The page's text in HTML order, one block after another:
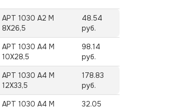
АРТ 1030 А2 M
8X26,5
48.54
руб.
АРТ 1030 А4 M
10X28,5
98.14
руб.
АРТ 1030 А4 M
12X33,5
178.83
руб.
АРТ 1030 А4 M
32.05